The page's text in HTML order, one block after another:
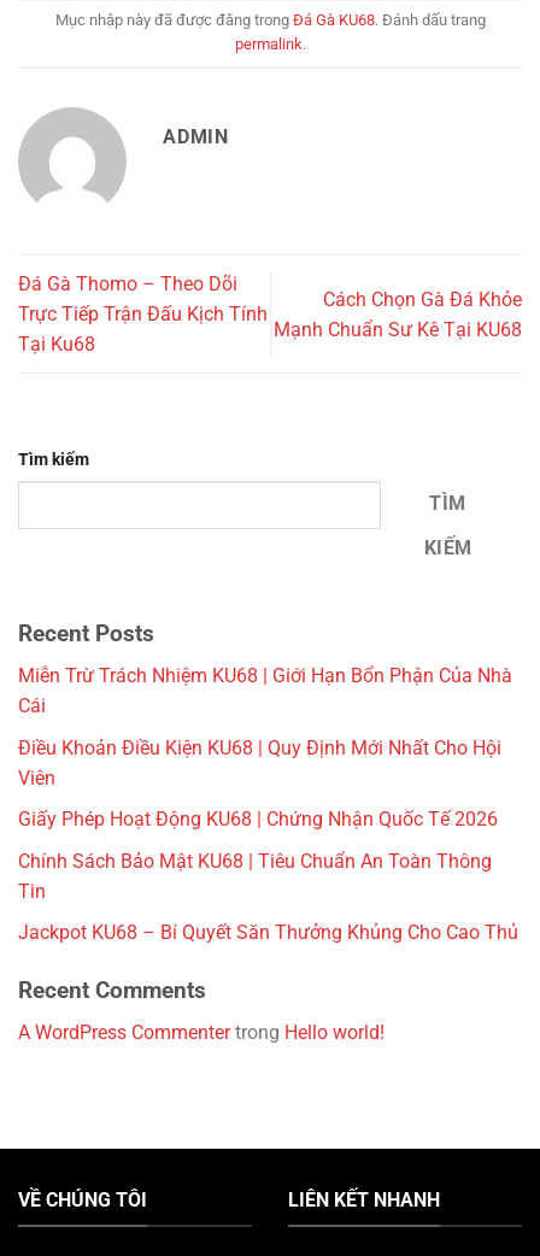
Mục nhập này đã được đăng trong Đá Gà KU68. Đánh dấu trang
permalink.
ADMIN
Đá Gà Thomo – Theo Dõi
Trực Tiếp Trận Đấu Kịch Tính
Tại Ku68
Cách Chọn Gà Đá Khỏe
Mạnh Chuẩn Sư Kê Tại KU68
Tìm kiếm
TÌM
KIẾM
Recent Posts
Miễn Trừ Trách Nhiệm KU68 | Giới Hạn Bổn Phận Của Nhà
Cái
Điều Khoản Điều Kiện KU68 | Quy Định Mới Nhất Cho Hội
Viên
Giấy Phép Hoạt Động KU68 | Chứng Nhận Quốc Tế 2026
Chính Sách Bảo Mật KU68 | Tiêu Chuẩn An Toàn Thông
Tin
Jackpot KU68 – Bí Quyết Săn Thưởng Khủng Cho Cao Thủ
Recent Comments
A WordPress Commentertrong Hello world!
VỀ CHÚNG TÔI LIÊN KẾT NHANH